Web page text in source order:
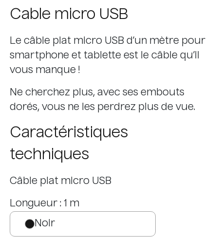
Cable micro USB
Le câble plat micro USB d’un mètre pour
smartphone et tablette est le câble qu’il
vous manque !
Ne cherchez plus, avec ses embouts
dorés, vous ne les perdrez plus de vue.
Caractéristiques
techniques
Câble plat micro USB
Longueur : 1 m
Noir